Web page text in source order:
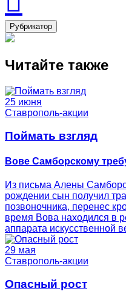
Рубрикатор
Читайте также
25 июня
Ставрополь-акции
Поймать взгляд
Вове Самборскому
Из письма Алены
рождении сын получил
позвоночника, перенес
время Вова находился в
аппарата искусственной
29 мая
Ставрополь-акции
Опасный рост